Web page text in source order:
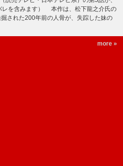
レを含みます） 本作は、松下龍之介氏の
された200年前の人骨が、失踪した妹の
more »